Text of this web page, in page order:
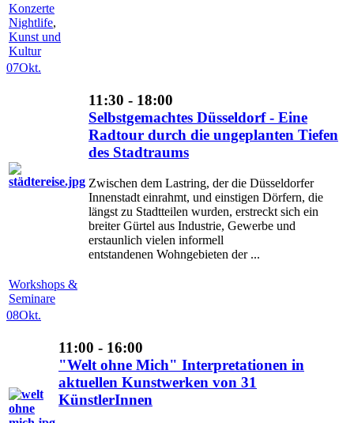
Konzerte
Nightlife,
Kunst und
Kultur
07Okt.
11:30 - 18:00
Selbstgemachtes Düsseldorf - Eine
Radtour durch die ungeplanten Tiefen
des Stadtraums
Zwischen dem Lastring, der die Düsseldorfer
Innenstadt einrahmt, und einstigen Dörfern, die
längst zu Stadtteilen wurden, erstreckt sich ein
breiter Gürtel aus Industrie, Gewerbe und
erstaunlich vielen informell
entstandenen Wohngebieten der ...
Workshops &
Seminare
08Okt.
11:00 - 16:00
"Welt ohne Mich" Interpretationen in
aktuellen Kunstwerken von 31
KünstlerInnen